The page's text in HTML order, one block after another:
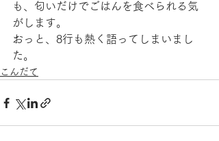
も、匂いだけでごはんを食べられる気
がします。
おっと、8行も熱く語ってしまいまし
た。
こんだて